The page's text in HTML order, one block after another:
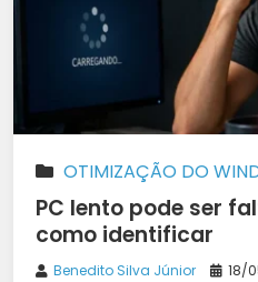
OTIMIZAÇÃO DO
PC lento pode ser
como identificar
Benedito Silva Júnior 18/